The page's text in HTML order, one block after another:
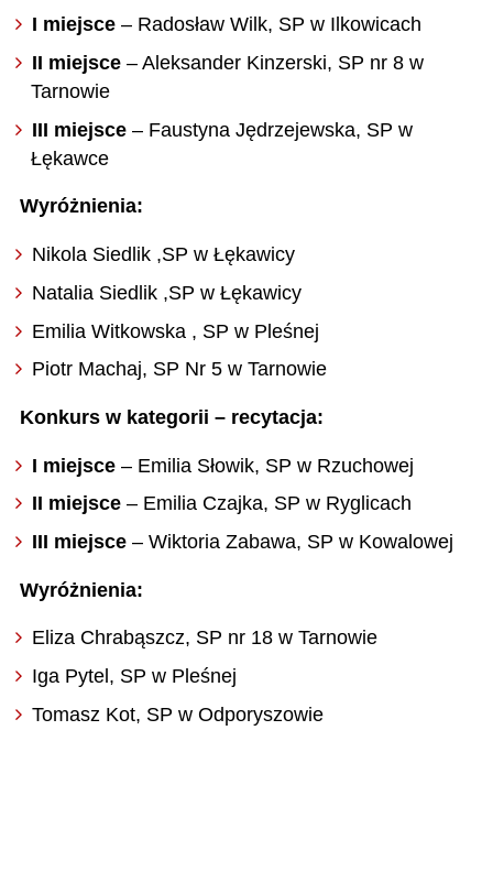
I miejsce– Radosław Wilk, SP w Ilkowicach
II miejsce– Aleksander Kinzerski, SP nr 8 w
Tarnowie
III miejsce– Faustyna Jędrzejewska, SP w
Łękawce
Wyróżnienia:
Nikola Siedlik ,SP w Łękawicy
Natalia Siedlik ,SP w Łękawicy
Emilia Witkowska , SP w Pleśnej
Piotr Machaj, SP Nr 5 w Tarnowie
Konkurs w kategorii – recytacja:
I miejsce– Emilia Słowik, SP w Rzuchowej
II miejsce– Emilia Czajka, SP w Ryglicach
III miejsce– Wiktoria Zabawa, SP w Kowalowej
Wyróżnienia:
Eliza Chrabąszcz, SP nr 18 w Tarnowie
Iga Pytel, SP w Pleśnej
Tomasz Kot, SP w Odporyszowie